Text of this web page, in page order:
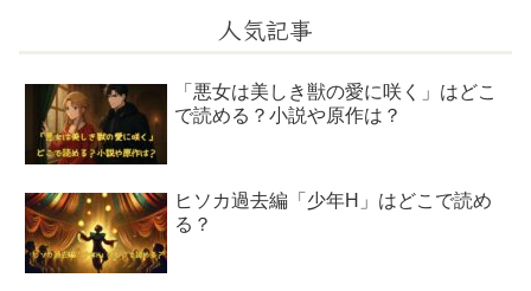
人気記事
「悪女は美しき獣の愛に咲く」はどこ
で読める？小説や原作は？
ヒソカ過去編「少年H」はどこで読め
る？